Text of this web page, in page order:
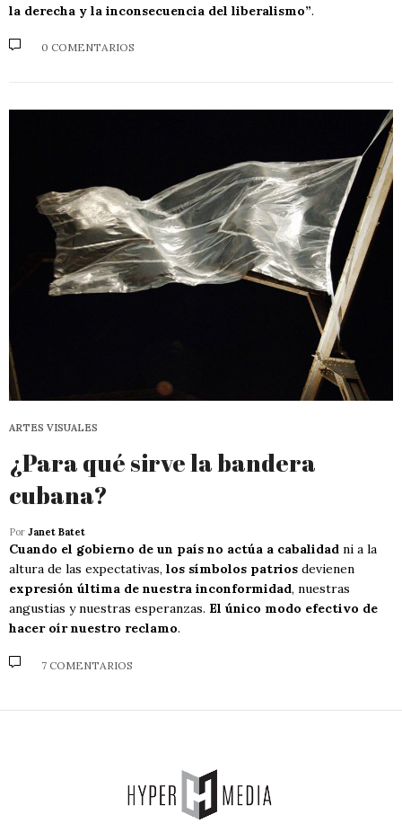
la derecha y la inconsecuencia del liberalismo”.
0 COMENTARIOS
ARTES VISUALES
¿Para qué sirve la bandera
cubana?
Por Janet Batet
Cuando el gobierno de un país no actúa a cabalidad ni a la
altura de las expectativas, los símbolos patrios devienen
expresión última de nuestra inconformidad, nuestras
angustias y nuestras esperanzas. El único modo efectivo de
hacer oír nuestro reclamo.
7 COMENTARIOS